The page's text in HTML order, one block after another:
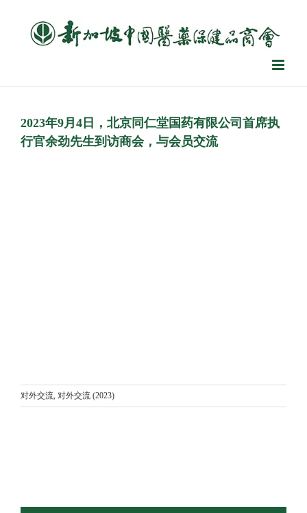
2023年9月4日，北京同仁堂国药有限公司首席执
行官余劲先生到访商会，与会员交流
对外交流 对外交流 (2023)